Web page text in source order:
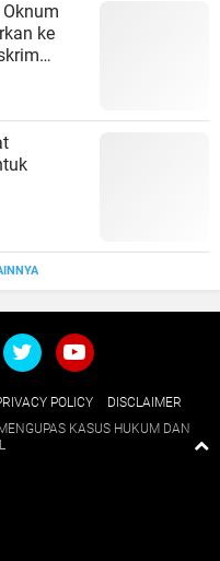
ke
POLICY
DISCLAIMER
KASUS HUKUM DAN